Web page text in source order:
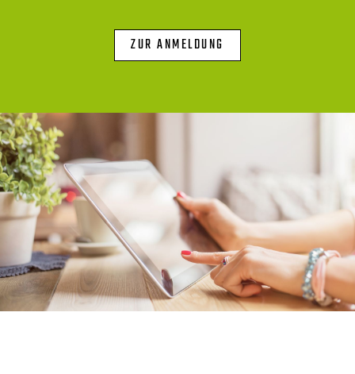
ZUR ANMELDUNG